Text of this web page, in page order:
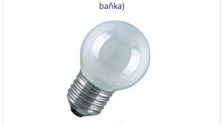
baňka)